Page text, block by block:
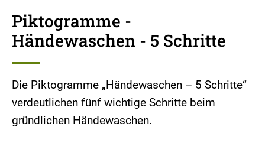
Piktogramme -
Händewaschen - 5 Schritte
Die Piktogramme „Händewaschen – 5 Schritte“
verdeutlichen fünf wichtige Schritte beim
gründlichen Händewaschen.